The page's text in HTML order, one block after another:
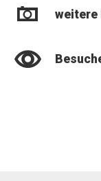
weitere